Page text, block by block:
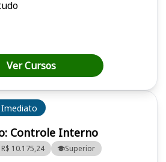
Controle Interno
10.175,24 Superior
Ver Cursos